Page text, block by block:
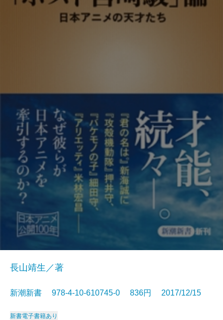
長山靖生／著
新潮新書 978-4-10-610745-0 836円 2017/12/15
新書電子書籍あり